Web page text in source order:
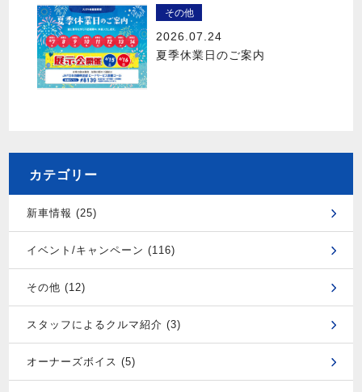
その他
2026.07.24
夏季休業日のご案内
カテゴリー
新車情報 (25)
イベント/キャンペーン (116)
その他 (12)
スタッフによるクルマ紹介 (3)
オーナーズボイス (5)